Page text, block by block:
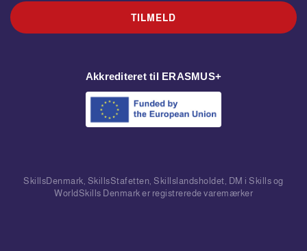
TILMELD
Akkrediteret til ERASMUS+
SkillsDenmark, SkillsStafetten, Skillslandsholdet, DM i Skills og
WorldSkills Denmark er registrerede varemærker